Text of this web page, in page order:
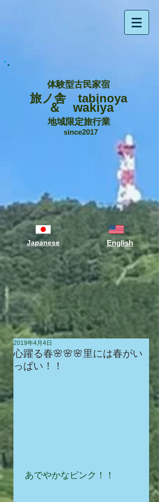
体験型古民家宿
旅ノ舎 tabinoya
＆ wakiya
地域限定旅行業
since2017
Japanese English
心躍る春🌸🌸🌸里には春がい
っぱい！！
2019年4月4日
あでやかなピンク！！